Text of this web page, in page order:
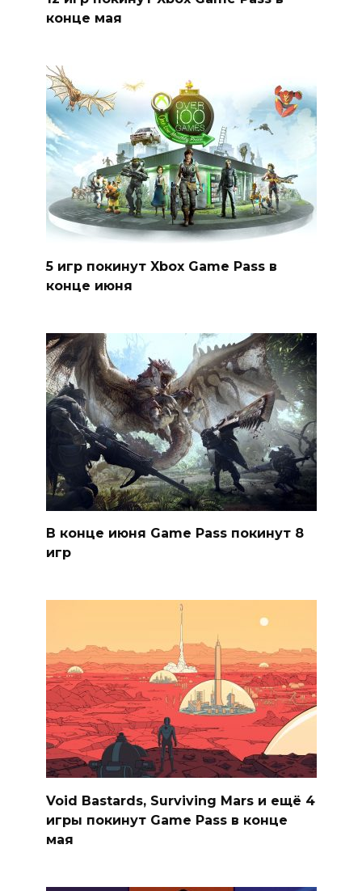
конце мая
5 игр покинут Xbox Game Pass в
конце июня
В конце июня Game Pass покинут 8
игр
Void Bastards, Surviving Mars и ещё 4
игры покинут Game Pass в конце
мая